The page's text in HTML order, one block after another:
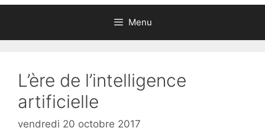
Menu
L’ère de l’intelligence
artificielle
vendredi 20 octobre 2017